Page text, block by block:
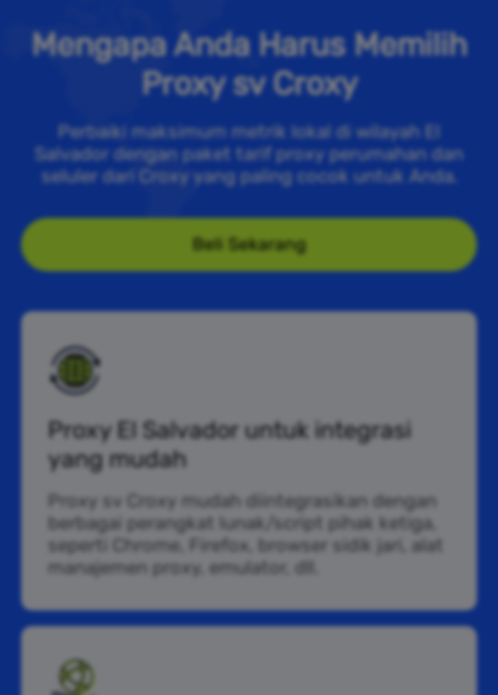
Mengapa Anda Harus Memilih
Proxy sv Croxy
Perbaiki maksimum metrik lokal di wilayah El
Salvador dengan paket tarif proxy perumahan dan
seluler dari Croxy yang paling cocok untuk Anda.
Beli Sekarang
Proxy El Salvador untuk integrasi
yang mudah
Proxy sv Croxy mudah diintegrasikan dengan
berbagai perangkat lunak/script pihak ketiga,
seperti Chrome, Firefox, browser sidik jari, alat
manajemen proxy, emulator, dll.